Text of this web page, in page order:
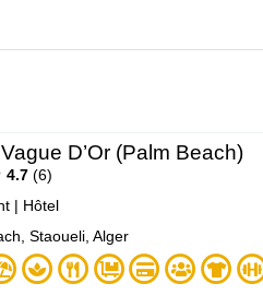
D’Or (Palm Beach)
4.7 6
| Hôtel
Staoueli, Alger